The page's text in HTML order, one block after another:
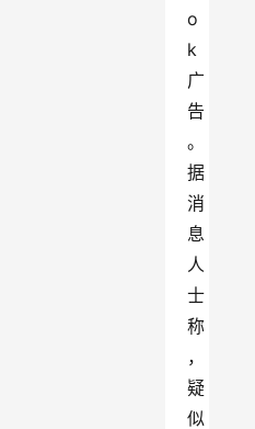
o
k
广
告
。
据
消
息
人
士
称
，
疑
似